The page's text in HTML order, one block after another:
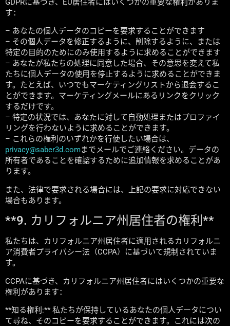
GDPRに基づき、EU居住者にはいくつかの重要な権利がありま
す：
– あなたの個人データのコピーを要求することができます
– その個人データを修正するように、削除するように、または
特定の目的のためにのみ使用するように求めることができます
– あなたが私たちの処理に同意した場合、その意思を変えて私
たちに個人データの使用を停止するように求めることができま
す。たとえば、いつでもマーケティングリストから退会するこ
とができます。マーケティングメールにあるリンクをクリック
するだけです。
– 特定の状況では、あなたに対して自動処理またはプロファイ
リングを行わないように求めることができます。
– これらの権利のいずれかを行使したい場合は、
privacy@saber3d.comまでメールでご連絡ください。データの
所有者であることを確認するために追加情報を求めることがあ
ります。
また、法律で要求される場合には、上記の要求に対応できない
場合もあります。
**9. カリフォルニア州居住者の権利**
私たちは、カリフォルニア州居住者に適用されるカリフォルニ
ア消費者プライバシー法（CCPA）に基づいて規制されていま
す。
CCPAに基づき、カリフォルニア州居住者にはいくつかの重要な
権利があります：
**知る権利:** 私たちが保持しているあなたの個人データについ
て尋ね、そのコピーを要求することができます。これには次の